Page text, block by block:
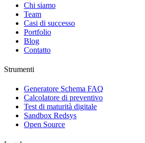
Chi siamo
Team
Casi di successo
Portfolio
Blog
Contatto
Strumenti
Generatore Schema FAQ
Calcolatore di preventivo
Test di maturità digitale
Sandbox Redsys
Open Source